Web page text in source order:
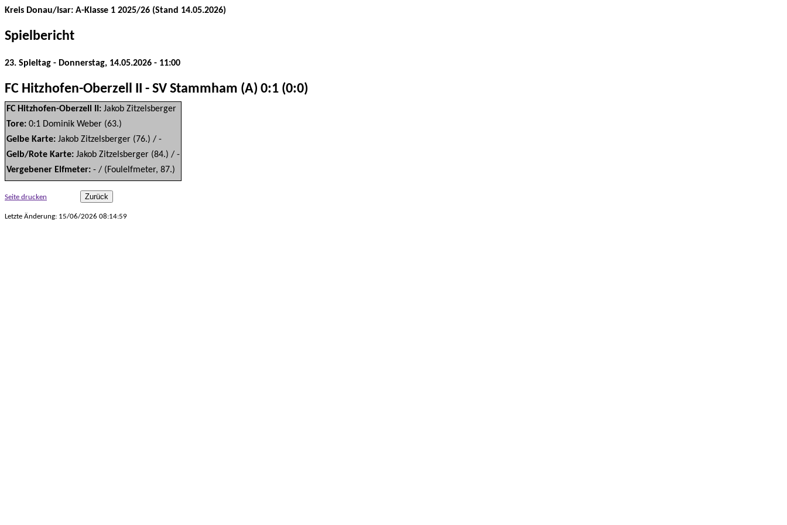
Kreis Donau/Isar: A-Klasse 1 2025/26 (Stand 14.05.2026)
Spielbericht
23. Spieltag - Donnerstag, 14.05.2026 - 11:00
FC Hitzhofen-Oberzell II - SV Stammham (A) 0:1 (0:0)
FC Hitzhofen-Oberzell II: Jakob Zitzelsberger
Tore: 0:1 Dominik Weber (63.)
Gelbe Karte: Jakob Zitzelsberger (76.) / -
Gelb/Rote Karte: Jakob Zitzelsberger (84.) / -
Vergebener Elfmeter: - / (Foulelfmeter, 87.)
Seite drucken
Letzte Änderung: 15/06/2026 08:14:59